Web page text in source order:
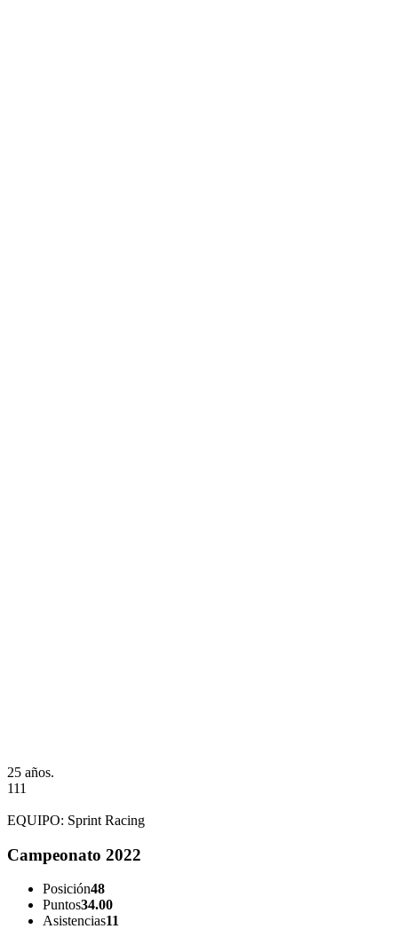
25 años.
111
EQUIPO: Sprint Racing
Campeonato 2022
Posición48
Puntos34.00
Asistencias11